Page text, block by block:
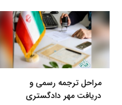
مراحل ترجمه رسمی و
دریافت مهر دادگستری